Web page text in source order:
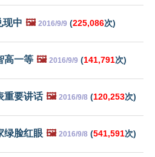
现中 🖼️ 2016/9/9 (225,086次)
高一等 🖼️ 2016/9/9 (141,791次)
重要讲话 🖼️ 2016/9/8 (120,253次)
绿脸红眼 🖼️ 2016/9/8 (541,591次)